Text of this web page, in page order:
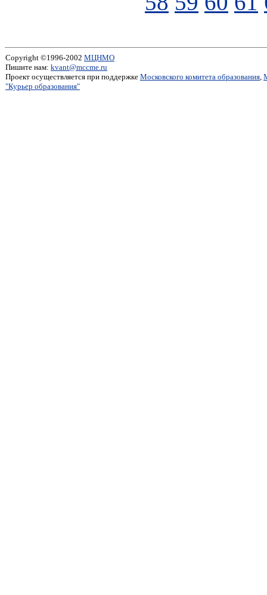
Copyright ©1996-2002 МЦНМО
Пишите нам: kvant@mccme.ru
Проект осуществляется при поддержке Московского комитета образования,
"Курьер образования"